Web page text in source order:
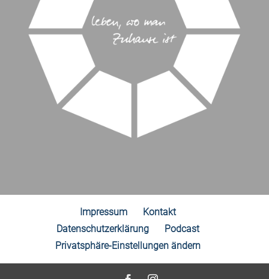
Impressum
Kontakt
Datenschutzerklärung
Podcast
Privatsphäre-Einstellungen ändern